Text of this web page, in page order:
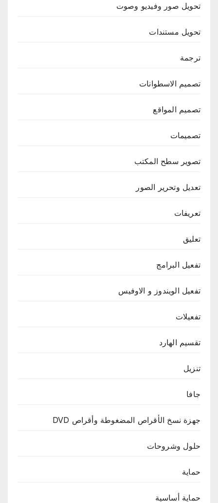
تحويل صور وفيديو وصوت
تحويل مستندات
ترجمة
تصميم الاسطوانات
تصميم المواقع
تصميمات
تصوير سطح المكتب
تعديل وتحرير الصور
تعريفات
تعليق
تفعيل البرامج
تفعيل الويندوز و الاوفيس
تفعيلات
تقسيم الهارد
تنزيل
جافا
جهزة نسخ الأقراص المضغوطة وأقراص DVD
حلول وشروحات
حماية
حماية أساسية